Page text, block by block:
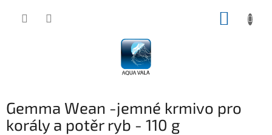
Gemma Wean -jemné krmivo pro
korály a potěr ryb - 110 g